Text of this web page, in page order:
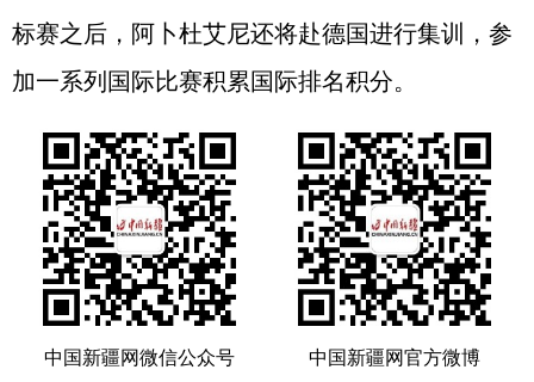
标赛之后，阿卜杜艾尼还将赴德国进行集训，参
加一系列国际比赛积累国际排名积分。
中国新疆网微信公众号 中国新疆网官方微博